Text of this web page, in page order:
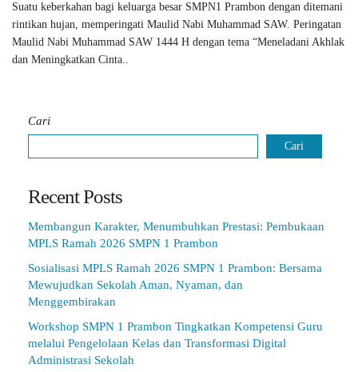
Suatu keberkahan bagi keluarga besar SMPN1 Prambon dengan ditemani
rintikan hujan, memperingati Maulid Nabi Muhammad SAW. Peringatan
Maulid Nabi Muhammad SAW 1444 H dengan tema “Meneladani Akhlak
dan Meningkatkan Cinta..
Cari
Cari
Recent Posts
Membangun Karakter, Menumbuhkan Prestasi: Pembukaan
MPLS Ramah 2026 SMPN 1 Prambon
Sosialisasi MPLS Ramah 2026 SMPN 1 Prambon: Bersama
Mewujudkan Sekolah Aman, Nyaman, dan
Menggembirakan
Workshop SMPN 1 Prambon Tingkatkan Kompetensi Guru
melalui Pengelolaan Kelas dan Transformasi Digital
Administrasi Sekolah